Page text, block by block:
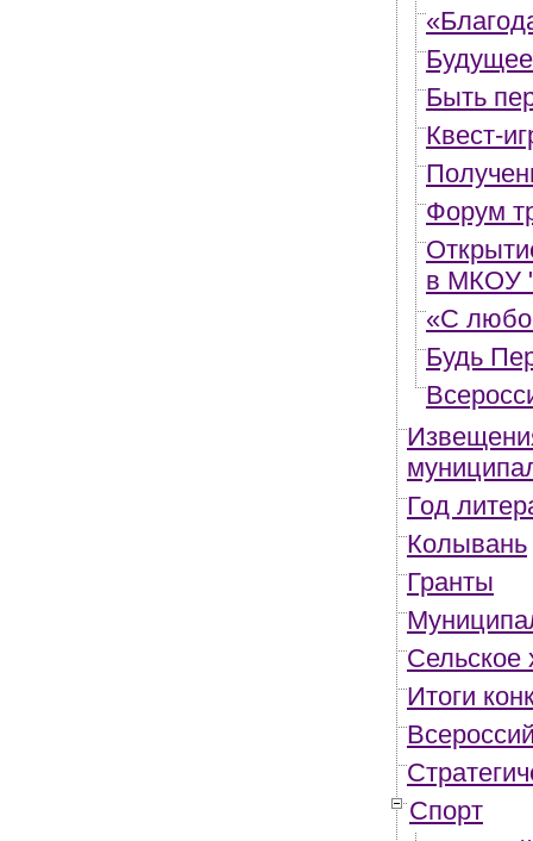
Быть
Квест-
Форум
в МКОУ
«С
Будь
Год
Колывань
Гранты
Сельское
Итоги
Спорт